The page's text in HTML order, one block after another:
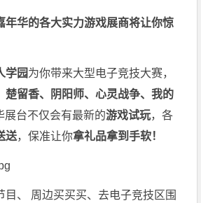
年华的各大实力游戏展商将让你惊
学园为你带来大型电子竞技大赛，
楚留香、阴阳师、心灵战争、我的
展台不仅会有最新的游戏试玩，各
送，保准让你拿礼品拿到手软！
目、 周边买买买、去电子竞技区围